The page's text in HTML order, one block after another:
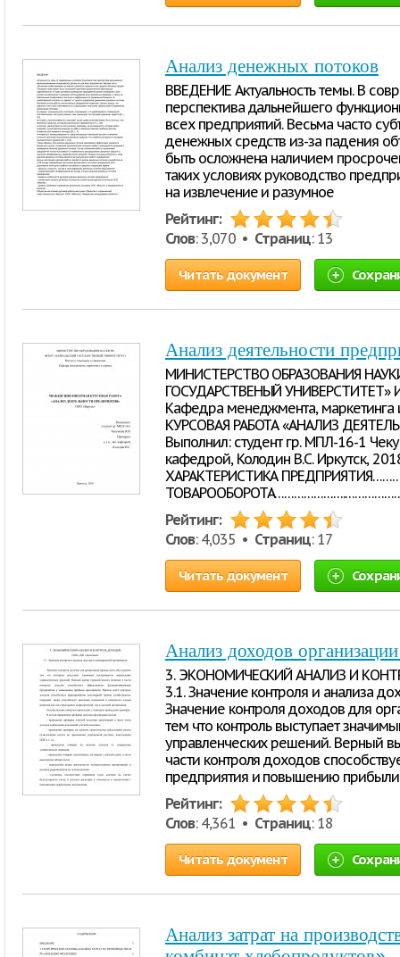
Анализ денежных потоков
ВВЕДЕНИЕ Актуальность темы. В
перспектива дальнейшего
всех предприятий. Весьма часто
денежных средств из-за падения
быть осложнена наличием
таких условиях руководство
на извлечение и разумное
Рейтинг:
Слов: 3,070 • Страниц: 13
Читать документ
Анализ деятельности
МИНИСТЕРСТВО ОБРАЗОВАНИЯ
ГОСУДАРСТВЕНЫЙ УНИВЕРСТИТЕТ»
Кафедра менеджмента,
КУРСОВАЯ РАБОТА «АНАЛИЗ
Выполнил: студент гр. МПЛ-16-1
кафедрой, Колодин В.С. Иркутск, 2018
ХАРАКТЕРИСТИКА
Рейтинг:
Слов: 4,035 • Страниц: 17
Читать документ
Анализ доходов
3. ЭКОНОМИЧЕСКИЙ АНАЛИЗ И
3.1. Значение контроля и анализа
Значение контроля доходов для
тем что контроль выступает
управленческих решений. Верный
части контроля доходов
предприятия и повышению прибыли
Рейтинг:
Слов: 4,361 • Страниц: 18
Читать документ
Анализ затрат на